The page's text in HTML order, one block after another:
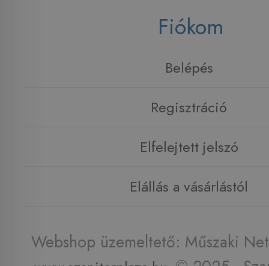
Fiókom
Belépés
Regisztráció
Elfelejtett jelszó
Elállás a vásárlástól
Webshop üzemeltető: Műszaki